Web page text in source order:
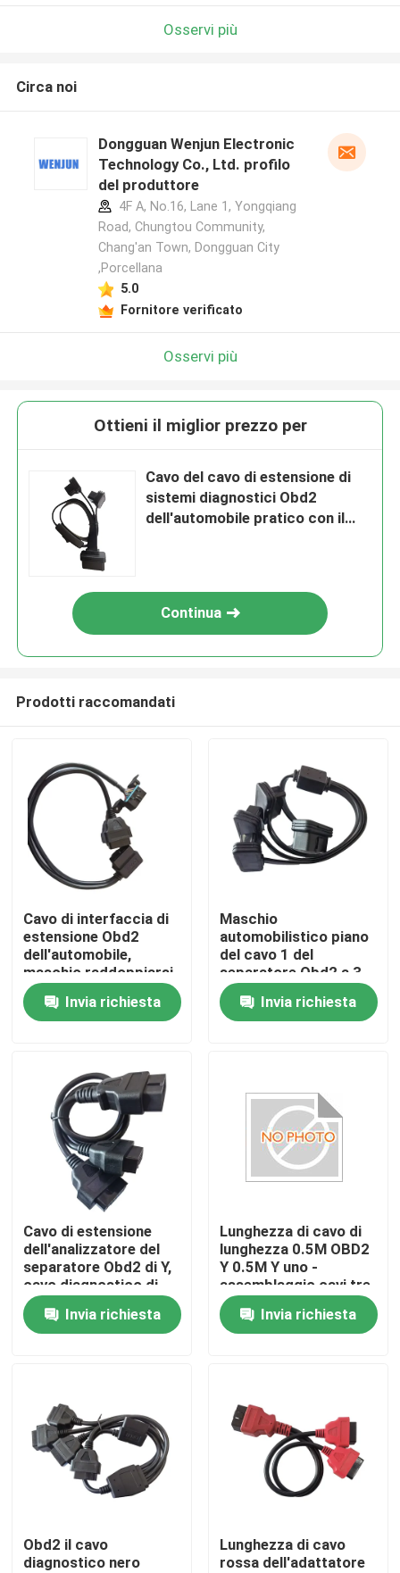
Prodotti
Circa noi
Giro della fabbrica
Controllo di qualità
Contattici
Cavo di OBD2 Y
Cavo di estensione OBD2
Osservi più
Circa noi
Dongguan Wenjun Electronic
Technology Co., Ltd. profilo
del produttore
4F A, No.16, Lane 1, Yongqiang
Road, Chungtou Community,
Chang'an Town, Dongguan City
,Porcellana
5.0
Fornitore verificato
Osservi più
Ottieni il miglior prezzo per
Cavo del cavo di estensione di
sistemi diagnostici Obd2
dell'automobile pratico con il
Continua
Prodotti raccomandati
Cavo di interfaccia di
estensione Obd2
dell'automobile,
maschio raddoppiarsi
cavo femminile del
porto di OBD
Invia richiesta
Maschio
automobilistico piano
del cavo 1 del
separatore Obd2 a 3
Straighthead
femminileInvia richiesta
Cavo di estensione
dell'analizzatore del
separatore Obd2 di Y,
cavo diagnostico di
Obdii dei dispositivi
del registratore
Invia richiesta
Lunghezza di cavo di
lunghezza 0.5M OBD2
Y 0.5M Y uno -
assemblaggio cavi tre
per i sistemi
diagnostici
dell'automobile
Invia richiesta
Obd2 il cavo
diagnostico nero
Lunghezza di cavo
rossa dell'adattatore